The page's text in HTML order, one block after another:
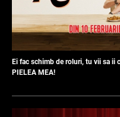
Ei fac schimb de roluri, tu vii sa ii
PIELEA MEA!